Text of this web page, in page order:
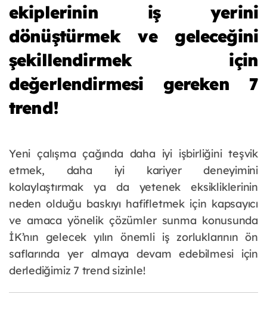
ekiplerinin iş yerini
dönüştürmek ve geleceğini
şekillendirmek için
değerlendirmesi gereken 7
trend!
Yeni çalışma çağında daha iyi işbirliğini teşvik
etmek, daha iyi kariyer deneyimini
kolaylaştırmak ya da yetenek eksikliklerinin
neden olduğu baskıyı hafifletmek için kapsayıcı
ve amaca yönelik çözümler sunma konusunda
İK’nın gelecek yılın önemli iş zorluklarının ön
saflarında yer almaya devam edebilmesi için
derlediğimiz 7 trend sizinle!